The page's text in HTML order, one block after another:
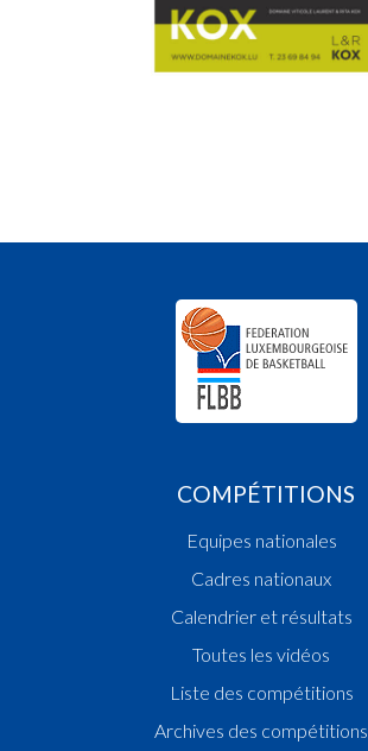
COMPÉTITIONS
Equipes nationales
Cadres nationaux
Calendrier et résultats
Toutes les vidéos
Liste des compétitions
Archives des compétitions